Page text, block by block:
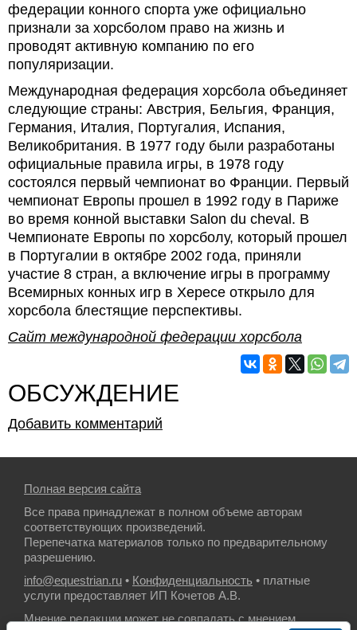
федерации конного спорта уже официально
признали за хорсболом право на жизнь и
проводят активную компанию по его
популяризации.
Международная федерация хорсбола объединяет
следующие страны: Австрия, Бельгия, Франция,
Германия, Италия, Португалия, Испания,
Великобритания. В 1977 году были разработаны
официальные правила игры, в 1978 году
состоялся первый чемпионат во Франции. Первый
чемпионат Европы прошел в 1992 году в Париже
во время конной выставки Salon du cheval. В
Чемпионате Европы по хорсболу, который прошел
в Португалии в октябре 2002 года, приняли
участие 8 стран, а включение игры в программу
Всемирных конных игр в Хересе открыло для
хорсбола блестящие перспективы.
Сайт международной федерации хорсбола
ОБСУЖДЕНИЕ
Добавить комментарий
Полная версия сайта
Все права принадлежат в полном объеме авторам
соответствующих произведений.
Перепечатка материалов только по предварительному
разрешению.
info@equestrian.ru • Конфиденциальность • платные
услуги предоставляет ИП Кочетов А.В.
Мнение редакции может не совпадать с мнением